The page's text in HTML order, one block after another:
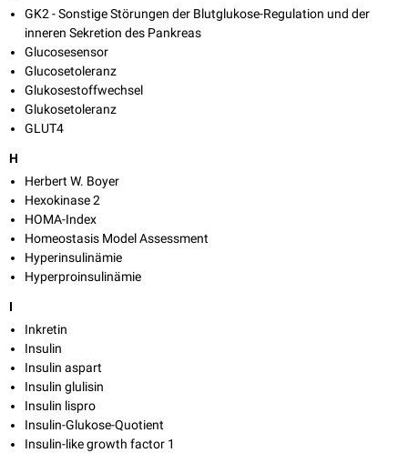
GK2 - Sonstige Störungen der Blutglukose-Regulation und der
inneren Sekretion des Pankreas
Glucosesensor
Glucosetoleranz
Glukosestoffwechsel
Glukosetoleranz
GLUT4
H
Herbert W. Boyer
Hexokinase 2
HOMA-Index
Homeostasis Model Assessment
Hyperinsulinämie
Hyperproinsulinämie
I
Inkretin
Insulin
Insulin aspart
Insulin glulisin
Insulin lispro
Insulin-Glukose-Quotient
Insulin-like growth factor 1